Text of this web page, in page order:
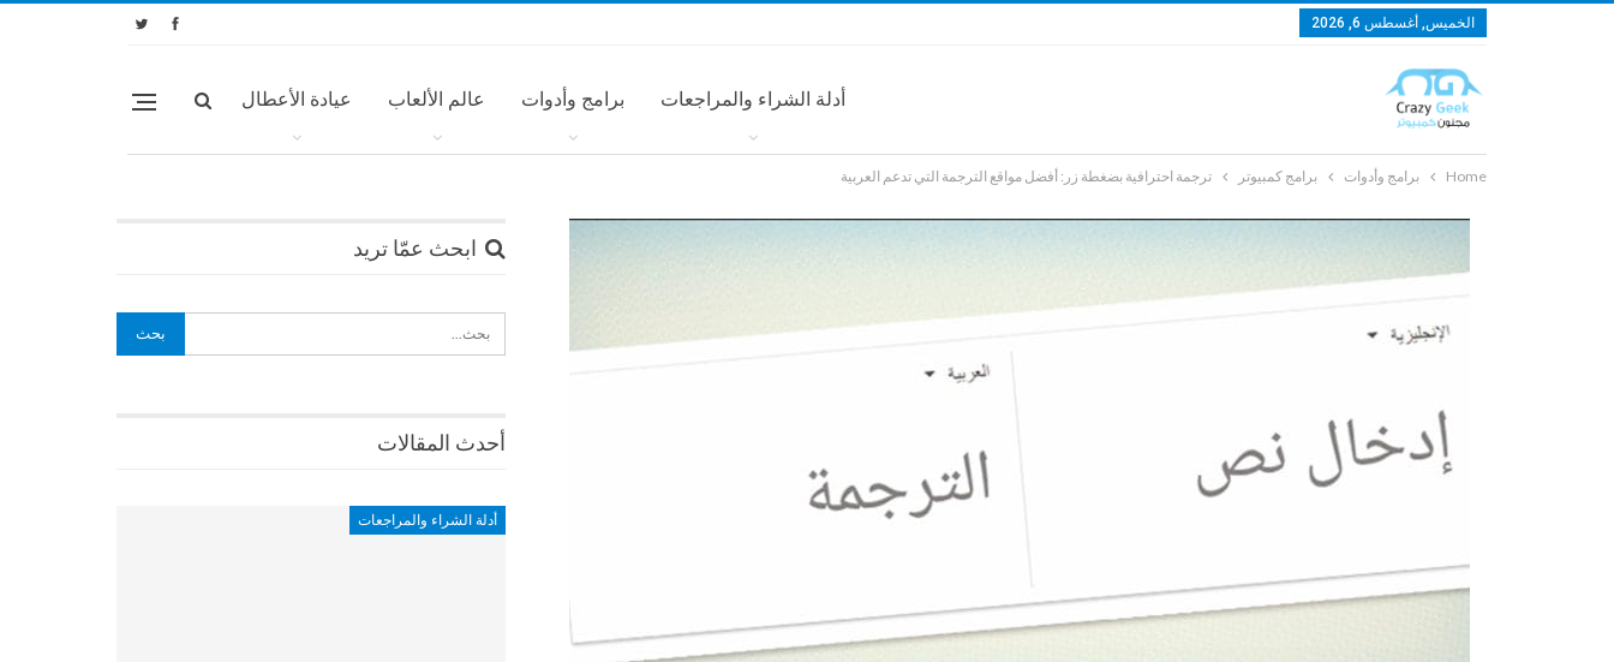
الخميس, أغسطس 6, 2026
أدلة الشراء والمراجعات برامج وأدوات عالم الألعاب عيادة الأعطال
Home برامج وأدوات برامج كمبيوتر ترجمة احترافية بضغطة زر: أفضل مواقع الترجمة التي تدعم العربية
ابحث عمّا تريد
أحدث المقالات
أدلة الشراء والمراجعات